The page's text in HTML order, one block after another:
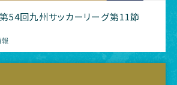
第54回九州サッカーリーグ第11節